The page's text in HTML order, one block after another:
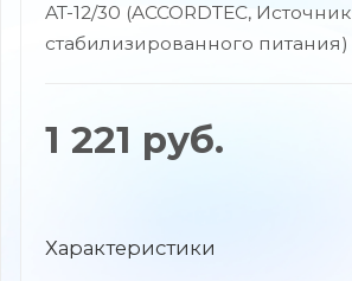
AT-12/30 (ACCORDTEC, Источник
стабилизированного питания)
1 221 руб.
Характеристики